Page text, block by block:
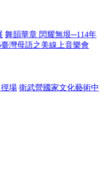
舞韻華章 閃耀無垠─114年
臺灣母語之美線上音樂會
場 衛武營國家文化藝術中